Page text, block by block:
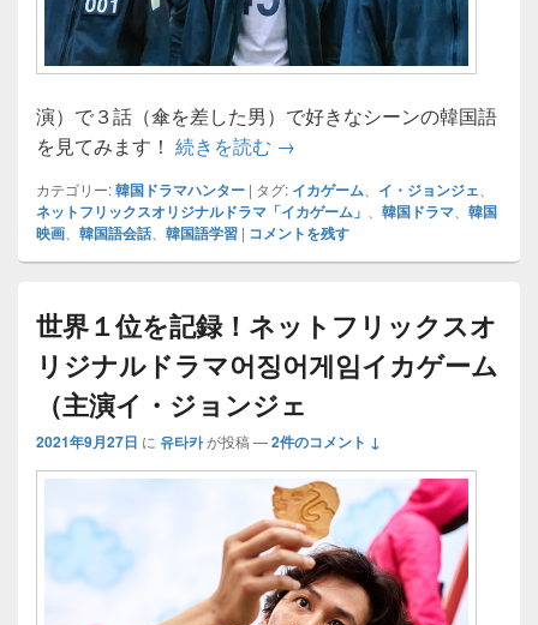
演）で３話（傘を差した男）で好きなシーンの韓国語
を見てみます！ 続きを読む 「イカゲーム어징어 게임」
→
カテゴリー:韓国ドラマハンター | タグ: イカゲーム、 イ・ジョンジェ、
ネットフリックスオリジナルドラマ「イカゲーム」 、 韓国ドラマ、 韓国
映画、 韓国語会話、 韓国語学習 | コメントを残す
世界１位を記録！ネットフリックスオ
リジナルドラマ어징어게임イカゲーム
（主演イ・ジョンジェ
2021年9月27日 に 유타카が投稿 —2件のコメント ↓